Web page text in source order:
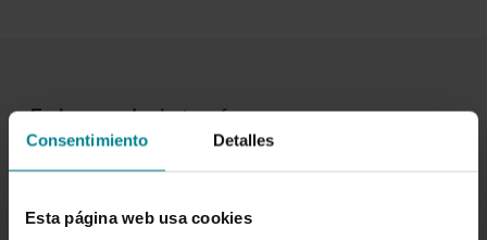
Consentimiento Detalles
Esta página web usa cookies
Enlaces de interés
Código de conducta